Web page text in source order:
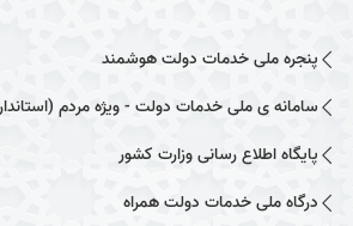
پنجره ملی خدمات دولت هوشمند
سامانه ی ملی خدمات دولت - ویژه مردم
پایگاه اطلاع رسانی وزارت کشور
درگاه ملی خدمات دولت همراه